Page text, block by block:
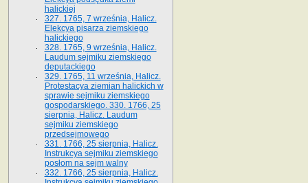
halickiej
327. 1765, 7 września, Halicz.
Elekcya pisarza ziemskiego
halickiego
328. 1765, 9 września, Halicz.
Laudum sejmiku ziemskiego
deputackiego
329. 1765, 11 września, Halicz.
Protestacya ziemian halickich w
sprawie sejmiku ziemskiego
gospodarskiego. 330. 1766, 25
sierpnia, Halicz. Laudum
sejmiku ziemskiego
przedsejmowego
331. 1766, 25 sierpnia, Halicz.
Instrukcya sejmiku ziemskiego
posłom na sejm walny
332. 1766, 25 sierpnia, Halicz.